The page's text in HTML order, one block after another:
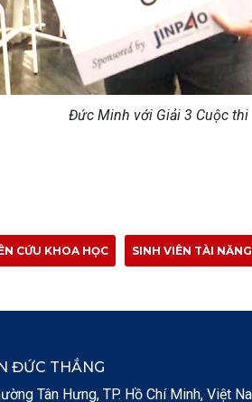
Đức Minh với Giải 3 Cuộc thi
CỨU KHOA HỌC SINH VIÊN TÀI NĂNG
ĐỨC THẮNG
Tân Hưng, TP. Hồ Chí Minh, Việt